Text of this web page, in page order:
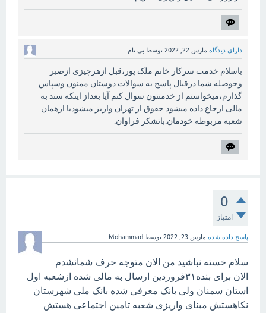
دارای دیدگاه مارس 22, 2022 توسط بی نام
باسلام خدمت سرکار خانم ملک پور،قبل ازهرچیزی ازصبر
وحوصله شما درقبال پاسخ به سوالات دوستان ممنون وسپاس
گذارم،میخواستم از خدمتتون سوال کنم آیا بعداز اینکه سند به
مالی ارجاع داده میشود حقوق از تهران واریز میشودیا ازهمان
شعبه مربوطه خودمان.باتشکر فراوان.
0
امتیاز
پاسخ داده شده مارس 23, 2022 توسط Mohammad
سلام خسته نباشید.من الان متوجه حرف شمانشدم
الان برای بنده۳۱فروردین ارسال به مالی شده ازشعبه اول
استان سمنان ولی بانک معرفی شده بانک ملی شهرستان
نکاهستش مبنای واریزی شعبه تامین اجتماعی هستش